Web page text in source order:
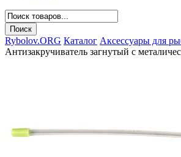
Rybolov.ORG Каталог Аксессуары для
Антизакручиватель загнутый с